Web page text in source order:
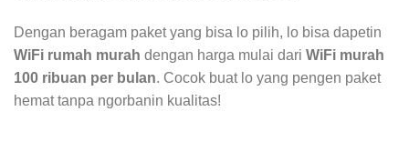
Dengan beragam paket yang bisa lo pilih, lo bisa dapetin
WiFi rumah murah dengan harga mulai dari WiFi murah
100 ribuan per bulan. Cocok buat lo yang pengen paket
hemat tanpa ngorbanin kualitas!